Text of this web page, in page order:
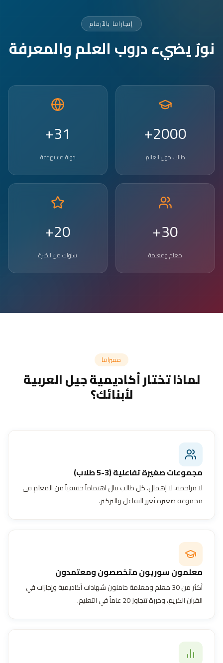
إنجازاتنا بالأرقام
نورٌ يضيء دروب العلم والمعرفة
2000+
طالب حول العالم
31+
دولة مستهدفة
30+
معلم ومعلمة
20+
سنوات من الخبرة
مميزاتنا
لماذا تختار أكاديمية جيل العربية
لأبنائك؟
مجموعات صغيرة تفاعلية (3-5 طلاب)
لا مزاحمة، لا إهمال. كل طالب ينال اهتماماً حقيقياً من المعلم في
مجموعة صغيرة تُعزز التفاعل والتركيز.
معلمون سوريون متخصصون ومعتمدون
أكثر من 30 معلم ومعلمة حاملون شهادات أكاديمية وإجازات في
القرآن الكريم، وخبرة تتجاوز 20 عاماً في التعليم.